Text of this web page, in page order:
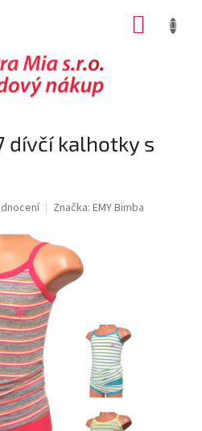
dívčí kalhotky s
Značka: EMY Bimba